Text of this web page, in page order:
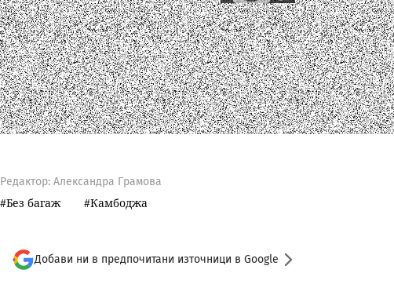
Редактор: Александра Грамова
Без багаж Камбоджа
Добави ни в предпочитани източници в Google